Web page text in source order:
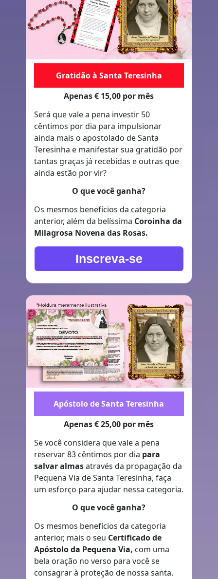
Gratidão à Santa Teresinha
Apenas € 15,00 por mês
Será que vale a pena investir 50
cêntimos por dia para impulsionar
ainda mais o apostolado de Santa
Teresinha e manifestar sua gratidão por
tantas graças já recebidas e outras que
ainda estão por vir?
O que você ganha?
Os mesmos benefícios da categoria
anterior, além da belíssima Coroinha da
Milagrosa Novena das Rosas.
Inscreva-se
Apóstolo de Santa Teresinha
Apenas € 25,00 por mês
Se você considera que vale a pena
reservar 83 cêntimos por dia para
salvar almasatravés da propagação da
Pequena Via de Santa Teresinha, faça
um esforço para ajudar nessa categoria.
O que você ganha?
Os mesmos benefícios da categoria
anterior, mais o seu Certificado de
Apóstolo da Pequena Via, com uma
bela oração no verso para você se
consagrar à proteção de nossa santa.